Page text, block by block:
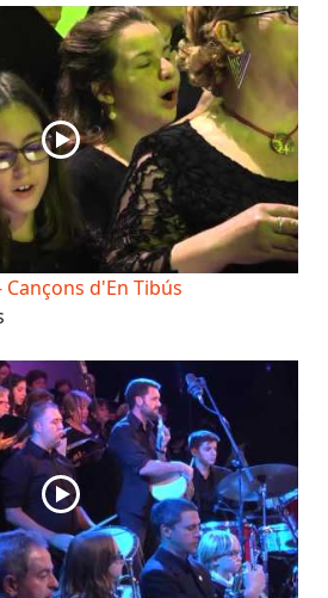
Cançons d'En Tibús